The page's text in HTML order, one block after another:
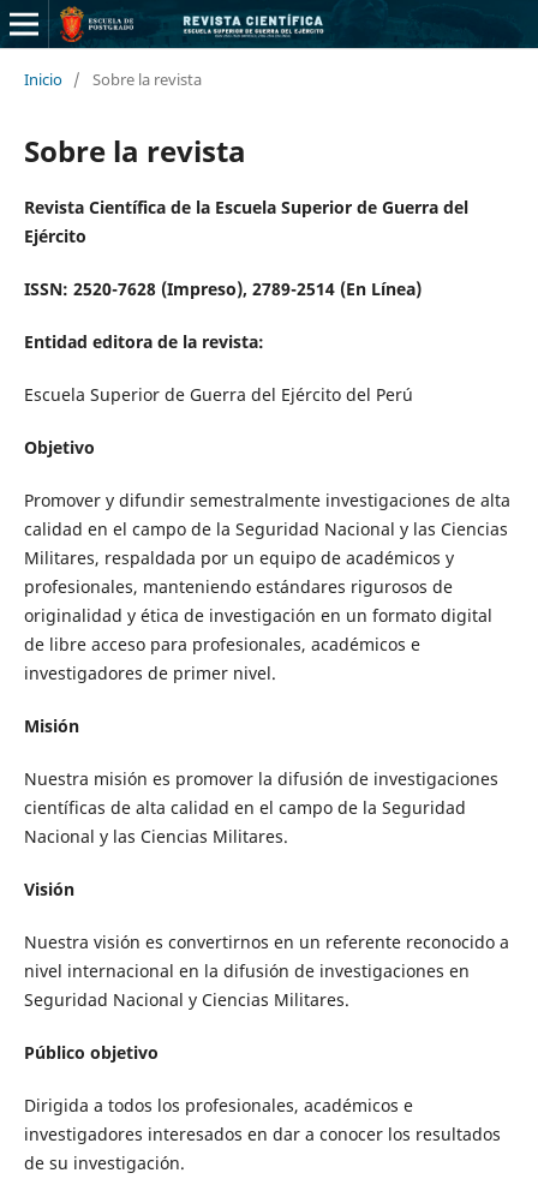
Inicio / Sobre la revista
Sobre la revista
Revista Científica de la Escuela Superior de Guerra del
Ejército
ISSN: 2520-7628 (Impreso), 2789-2514 (En Línea)
Entidad editora de la revista:
Escuela Superior de Guerra del Ejército del Perú
Objetivo
Promover y difundir semestralmente investigaciones de alta
calidad en el campo de la Seguridad Nacional y las Ciencias
Militares, respaldada por un equipo de académicos y
profesionales, manteniendo estándares rigurosos de
originalidad y ética de investigación en un formato digital
de libre acceso para profesionales, académicos e
investigadores de primer nivel.
Misión
Nuestra misión es promover la difusión de investigaciones
científicas de alta calidad en el campo de la Seguridad
Nacional y las Ciencias Militares.
Visión
Nuestra visión es convertirnos en un referente reconocido a
nivel internacional en la difusión de investigaciones en
Seguridad Nacional y Ciencias Militares.
Público objetivo
Dirigida a todos los profesionales, académicos e
investigadores interesados en dar a conocer los resultados
de su investigación.